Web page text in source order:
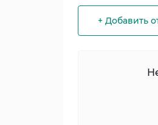
+ Добавить